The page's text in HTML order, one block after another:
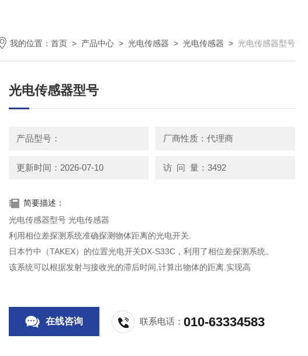
我的位置： 首页 > 产品中心 > 光电传感器 > 光电传感器 > 光电传感器型号
光电传感器型号
产品型号： 厂商性质：代理商
更新时间：2026-07-10 访 问 量：3492
简要描述：
光电传感器型号 光电传感器
利用相位差探测系统准确探测物体距离的光电开关.
日本竹中（TAKEX）的位置光电开关DX-S33C，利用了相位差探测系统。
该系统可以根据发射与接收光的滞后时间,计算出物体的距离.实现高
在线咨询 联系电话：010-63334583